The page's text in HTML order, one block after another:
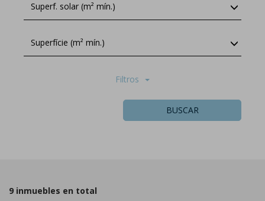
Superf. solar (m² mín.)
Superfície (m² mín.)
Filtros
BUSCAR
9 inmuebles en total